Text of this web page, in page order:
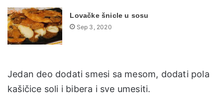
Lovačke šnicle u sosu
Sep 3, 2020
Jedan deo dodati smesi sa mesom, dodati pola
kašičice soli i bibera i sve umesiti.